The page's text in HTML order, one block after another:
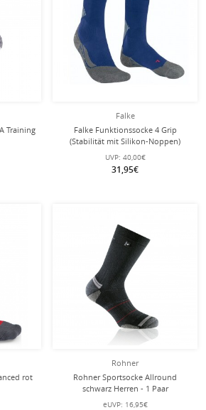
Training
Falke
Falke Funktionssocke 4 Grip
(Stabilität mit Silikon-Noppen)
blau/grau Herren - 1 Paar
UVP: 40,00€
31,95€
rot
Rohner
Rohner Sportsocke Allround
schwarz Herren - 1 Paar
eUVP: 16,95€